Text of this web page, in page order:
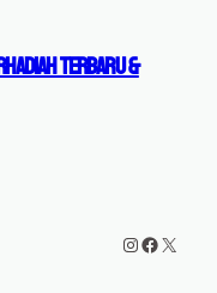
TERBARU &
Instagram
X